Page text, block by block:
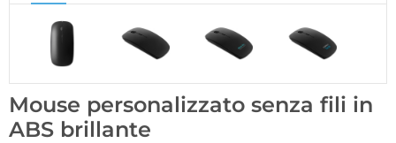
Mouse personalizzato senza fili in
ABS brillante